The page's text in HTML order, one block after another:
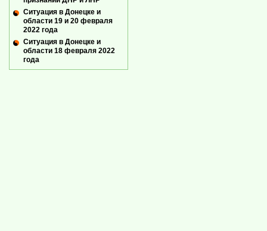
Ситуация в Донецке и
области 19 и 20 февраля
2022 года
Ситуация в Донецке и
области 18 февраля 2022
года